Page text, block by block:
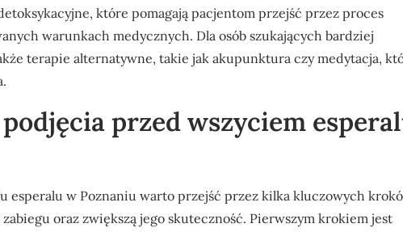
które pomagają pacjentom przejść przez proces
warunkach medycznych. Dla osób szukających bardziej
terapie alternatywne, takie jak akupunktura czy medytacja,
przed wszyciem
esperalu w Poznaniu warto przejść przez kilka kluczowych
oraz zwiększą jego skuteczność. Pierwszym krokiem jest